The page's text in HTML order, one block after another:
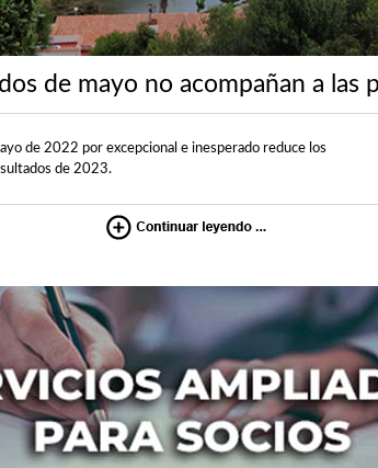
de mayo no acompañan a las
de 2022 por excepcional e inesperado reduce los
de 2023.